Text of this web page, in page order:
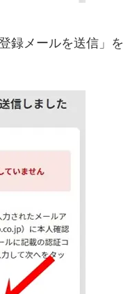
録メールを送信」を